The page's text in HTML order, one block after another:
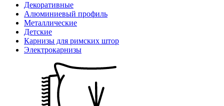
Декоративные
Алюминиевый профиль
Металлические
Детские
Карнизы для римских штор
Электрокарнизы